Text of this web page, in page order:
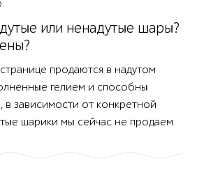
или ненадутые шары?
продаются в надутом
гелием и способны
в зависимости от конкретной
шарики мы сейчас не продаем.